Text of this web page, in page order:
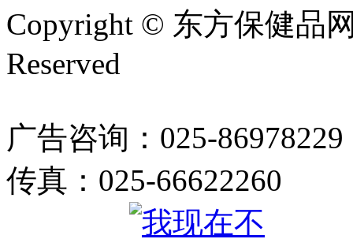
Copyright © 东方保健品
Reserved
广告咨询：025-86978229
传真：025-66622260